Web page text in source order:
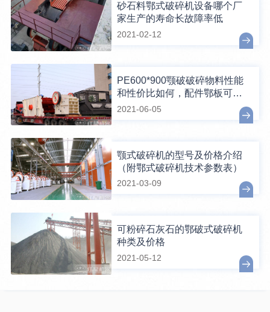
砂石料鄂式破碎机设备哪个厂
家生产的寿命长故障率低
2021-02-12
PE600*900颚破破碎物料性能
和性价比如何，配件鄂板可换
吗？
2021-06-05
颚式破碎机的型号及价格介绍
（附鄂式破碎机技术参数表）
2021-03-09
可粉碎石灰石的鄂破式破碎机
种类及价格
2021-05-12